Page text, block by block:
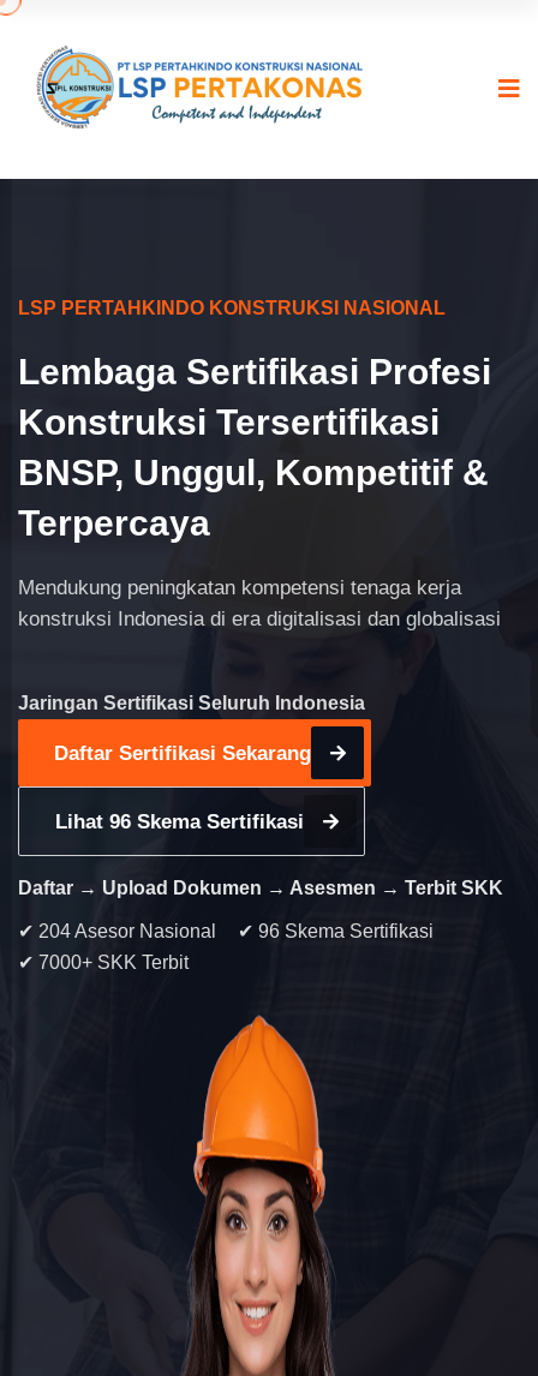
LSP PERTAHKINDO KONSTRUKSI NASIONAL
Lembaga Sertifikasi Profesi
Konstruksi Tersertifikasi
BNSP, Unggul, Kompetitif &
Terpercaya
Mendukung peningkatan kompetensi tenaga kerja
konstruksi Indonesia di era digitalisasi dan globalisasi
Jaringan Sertifikasi Seluruh Indonesia
Daftar Sertifikasi Sekarang
Lihat 96 Skema Sertifikasi
Daftar → Upload Dokumen → Asesmen → Terbit SKK
✔ 204 Asesor Nasional
✔ 96 Skema Sertifikasi
✔ 7000+ SKK Terbit